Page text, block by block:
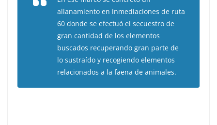
allanamiento en inmediaciones de ruta
60 donde se efectuó el secuestro de
gran cantidad de los elementos
buscados recuperando gran parte de
lo sustraído y recogiendo elementos
relacionados a la faena de animales.